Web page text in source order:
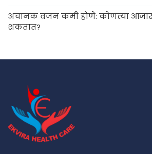
अचानक वजन कमी होणे: कोणत्या
शकतात?